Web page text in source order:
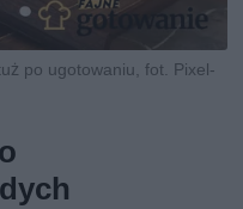
po ugotowaniu, fot. Pixel-